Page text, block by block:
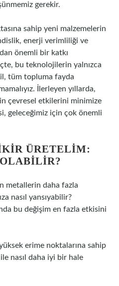
gerekir.
sahip yeni malzemelerin
enerji verimliliği ve
önemli bir katkı
bu teknolojilerin yalnızca
tüm topluma fayda
İlerleyen yıllarda,
çevresel etkilerini minimize
geleceğimiz için çok önemli
ÜRETELIM:
metallerin daha fazla
nasıl yansıyabilir?
bu değişim en fazla etkisini
erime noktalarına sahip
nasıl daha iyi bir hale